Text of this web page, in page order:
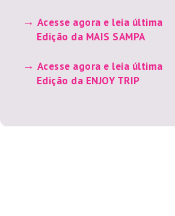
Acesse agora e leia última
Edição da MAIS SAMPA
Acesse agora e leia última
Edição da ENJOY TRIP